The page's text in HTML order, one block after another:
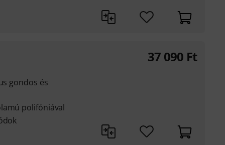
gondos és
polifóniával
37 090 Ft